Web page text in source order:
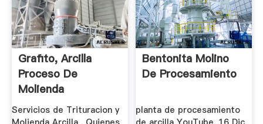
Grafito, Arcilla
Proceso De
Molienda
Servicios de Trituracion y
Bentonita Molino
De Procesamiento
planta de procesamiento